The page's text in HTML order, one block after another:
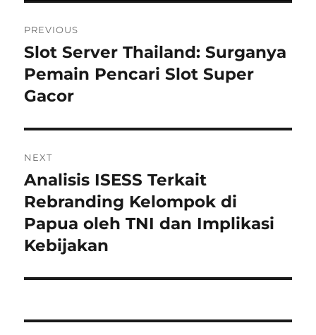
pos
PREVIOUS
Previous
post:
Slot Server Thailand: Surganya
Pemain Pencari Slot Super
Gacor
NEXT
Next
post:
Analisis ISESS Terkait
Rebranding Kelompok di
Papua oleh TNI dan Implikasi
Kebijakan